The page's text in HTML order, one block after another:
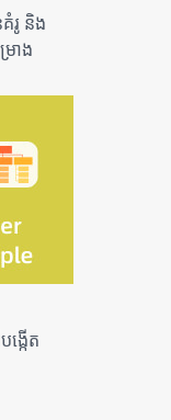
រូ និង
ោង
ង្កើត